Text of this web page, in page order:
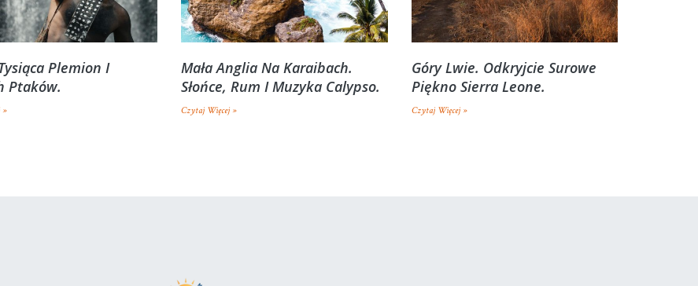
Plemion I
Ptaków.
Mała Anglia Na Karaibach.
Słońce, Rum I Muzyka Calypso.
Czytaj Więcej »
Góry Lwie. Odkryjcie Surowe
Piękno Sierra Leone.
Czytaj Więcej »